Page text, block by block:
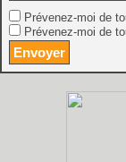
Prévenez-moi de
Prévenez-moi de